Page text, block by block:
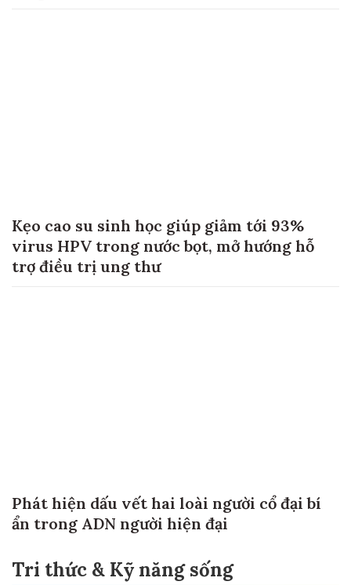
Kẹo cao su sinh học giúp giảm tới 93%
virus HPV trong nước bọt, mở hướng hỗ
trợ điều trị ung thư
Phát hiện dấu vết hai loài người cổ đại bí
ẩn trong ADN người hiện đại
Tri thức & Kỹ năng sống